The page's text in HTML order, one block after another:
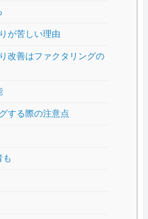
が苦しい理由
改善はファクタリングの
する際の注意点
も